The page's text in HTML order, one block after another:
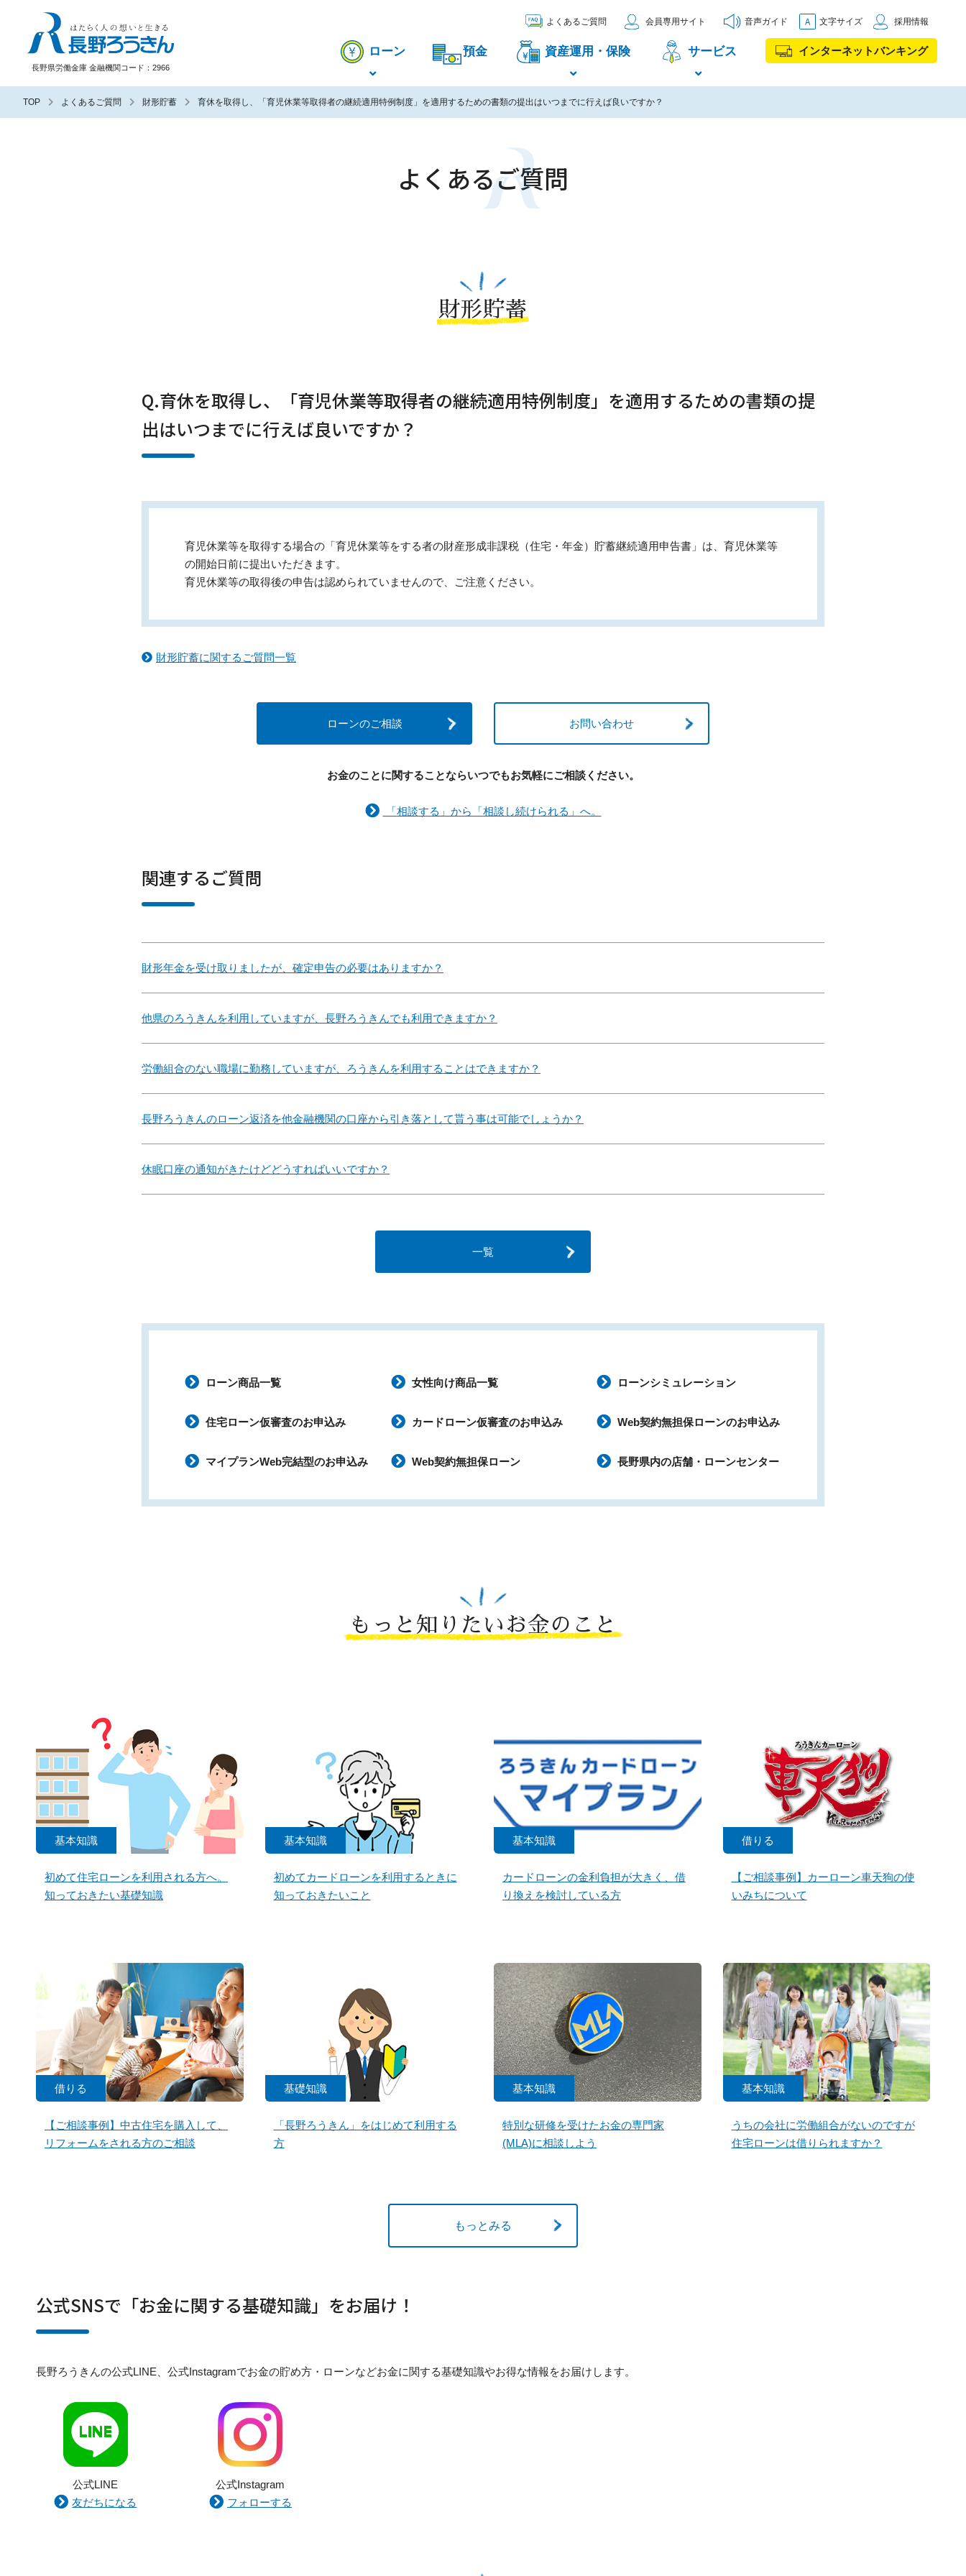
長野県労働金庫 金融機関コード：2966
ローン 預金 資産運用・保険 サービス インターネットバンキング
よくあるご質問 会員専用サイト 音声ガイド 文字サイズ 採用情報
TOP よくあるご質問 財形貯蓄 育休を取得し、「育児休業等取得者の継続適用特例制度」を適用するための書類の提出はいつまでに行えば良いですか？
よくあるご質問
財形貯蓄
Q.育休を取得し、「育児休業等取得者の継続適用特例制度」を適用するための書類の提
出はいつまでに行えば良いですか？
育児休業等を取得する場合の「育児休業等をする者の財産形成非課税（住宅・年金）貯蓄継続適用申告書」は、育児休業等
の開始日前に提出いただきます。
育児休業等の取得後の申告は認められていませんので、ご注意ください。
財形貯蓄に関するご質問一覧
ローンのご相談 お問い合わせ
お金のことに関することならいつでもお気軽にご相談ください。
「相談する」から「相談し続けられる」へ。
関連するご質問
財形年金を受け取りましたが、確定申告の必要はありますか？
他県のろうきんを利用していますが、長野ろうきんでも利用できますか？
労働組合のない職場に勤務していますが、ろうきんを利用することはできますか？
長野ろうきんのローン返済を他金融機関の口座から引き落として貰う事は可能でしょうか？
休眠口座の通知がきたけどどうすればいいですか？
一覧
ローン商品一覧 女性向け商品一覧 ローンシミュレーション
住宅ローン仮審査のお申込み カードローン仮審査のお申込み Web契約無担保ローンのお申込み
マイプランWeb完結型のお申込み Web契約無担保ローン 長野県内の店舗・ローンセンター
もっと知りたいお金のこと
基本知識
初めて住宅ローンを利用される方へ。
知っておきたい基礎知識
基本知識
初めてカードローンを利用するときに
知っておきたいこと
基本知識
カードローンの金利負担が大きく、借
り換えを検討している方
借りる
【ご相談事例】カーローン車天狗の使
いみちについて
借りる
【ご相談事例】中古住宅を購入して、
リフォームをされる方のご相談
基礎知識
「長野ろうきん」をはじめて利用する
方
基本知識
特別な研修を受けたお金の専門家
(MLA)に相談しよう
基本知識
うちの会社に労働組合がないのですが
住宅ローンは借りられますか？
もっとみる
公式SNSで「お金に関する基礎知識」をお届け！
長野ろうきんの公式LINE、公式Instagramでお金の貯め方・ローンなどお金に関する基礎知識やお得な情報をお届けします。
公式LINE
友だちになる
公式Instagram
フォローする